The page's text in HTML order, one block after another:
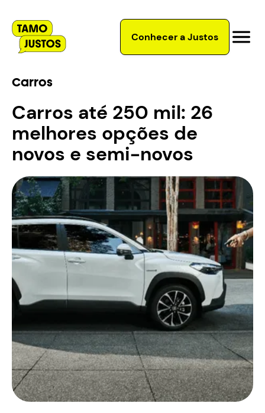
Conhecer a Justos
Carros
Carros até 250 mil: 26
melhores opções de
novos e semi-novos